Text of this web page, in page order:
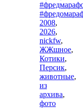
2008,
2026,
nickfw,
ЖЖшное,
Котики,
Персик,
животные,
из
архива,
фото